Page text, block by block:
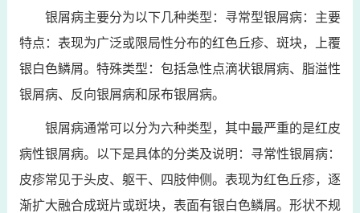
银屑病主要分为以下几种类型：寻常型银屑病：主要
特点：表现为广泛或限局性分布的红色丘疹、斑块，上覆
银白色鳞屑。特殊类型：包括急性点滴状银屑病、脂溢性
银屑病、反向银屑病和尿布银屑病。
银屑病通常可以分为六种类型，其中最严重的是红皮
病性银屑病。以下是具体的分类及说明：寻常性银屑病：
皮疹常见于头皮、躯干、四肢伸侧。表现为红色丘疹，逐
渐扩大融合成斑片或斑块，表面有银白色鳞屑。形状不规